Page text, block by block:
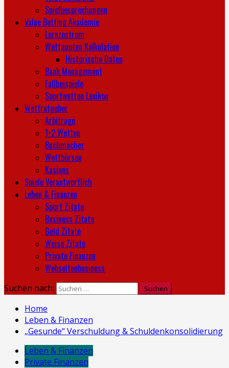
Spielbesprechungen
Value Betting Akademie
Lernzentrum
Wettquoten Kalkulation
Historische Daten
Bank Management
Fallbeispiele
Sportwetten Lexikon
Wettratgeber
Arbitrage
1×2 Wetten
Buchmacher
Wettbörsen
Kasinos
Spiele Verantwortlich
Leben & Finanzen
Sport Zitate
Business Zitate
Geld Zitate
Weise Zitate
Private Finanzen
Webseitenbusiness
Suchen nach:
Home
Leben & Finanzen
„Gesunde“ Verschuldung & Schuldenkonsolidierung
Leben & Finanzen
Private Finanzen